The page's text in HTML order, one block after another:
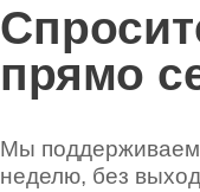
прямо
Мы поддерживаем
неделю, без